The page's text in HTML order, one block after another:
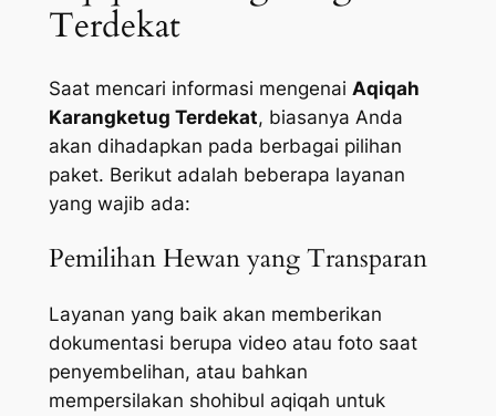
Terdekat
Saat mencari informasi mengenai Aqiqah
Karangketug Terdekat, biasanya Anda
akan dihadapkan pada berbagai pilihan
paket. Berikut adalah beberapa layanan
yang wajib ada:
Pemilihan Hewan yang Transparan
Layanan yang baik akan memberikan
dokumentasi berupa video atau foto saat
penyembelihan, atau bahkan
mempersilakan shohibul aqiqah untuk